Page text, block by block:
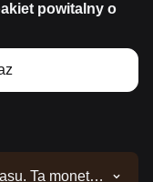
powitalny o
Ta moneta